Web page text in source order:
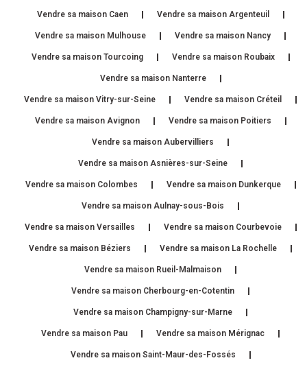
Vendre sa maison Caen Vendre sa maison Argenteuil
Vendre sa maison Mulhouse Vendre sa maison Nancy
Vendre sa maison Tourcoing Vendre sa maison Roubaix
Vendre sa maison Nanterre
Vendre sa maison Vitry-sur-Seine Vendre sa maison Créteil
Vendre sa maison Avignon Vendre sa maison Poitiers
Vendre sa maison Aubervilliers
Vendre sa maison Asnières-sur-Seine
Vendre sa maison Colombes Vendre sa maison Dunkerque
Vendre sa maison Aulnay-sous-Bois
Vendre sa maison Versailles Vendre sa maison Courbevoie
Vendre sa maison Béziers Vendre sa maison La Rochelle
Vendre sa maison Rueil-Malmaison
Vendre sa maison Cherbourg-en-Cotentin
Vendre sa maison Champigny-sur-Marne
Vendre sa maison Pau Vendre sa maison Mérignac
Vendre sa maison Saint-Maur-des-Fossés